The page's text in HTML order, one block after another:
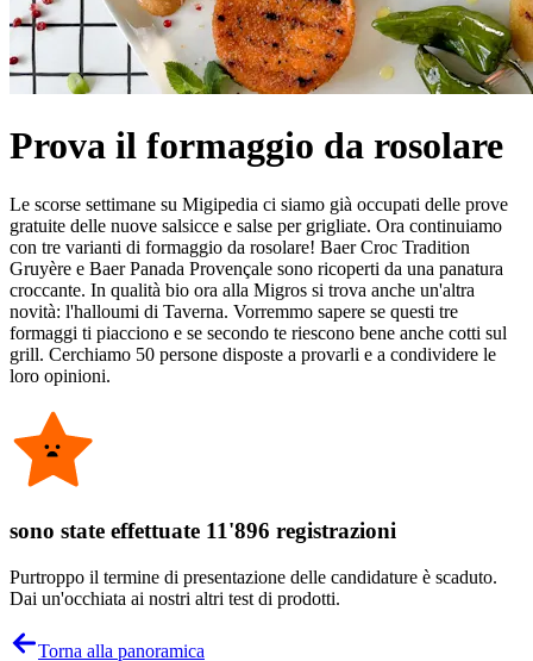
Prova il formaggio da rosolare
Le scorse settimane su Migipedia ci siamo già occupati delle prove
gratuite delle nuove salsicce e salse per grigliate. Ora continuiamo
con tre varianti di formaggio da rosolare! Baer Croc Tradition
Gruyère e Baer Panada Provençale sono ricoperti da una panatura
croccante. In qualità bio ora alla Migros si trova anche un'altra
novità: l'halloumi di Taverna. Vorremmo sapere se questi tre
formaggi ti piacciono e se secondo te riescono bene anche cotti sul
grill. Cerchiamo 50 persone disposte a provarli e a condividere le
loro opinioni.
sono state effettuate 11'896 registrazioni
Purtroppo il termine di presentazione delle candidature è scaduto.
Dai un'occhiata ai nostri altri test di prodotti.
Torna alla panoramica